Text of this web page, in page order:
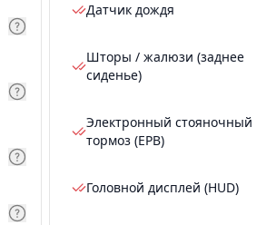
Датчик дождя
Шторы / жалюзи (заднее
сиденье)
Электронный стояночный
тормоз (EPB)
Головной дисплей (HUD)